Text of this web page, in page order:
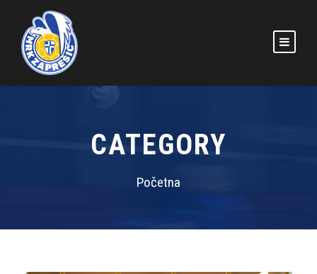
CATEGORY
Početna